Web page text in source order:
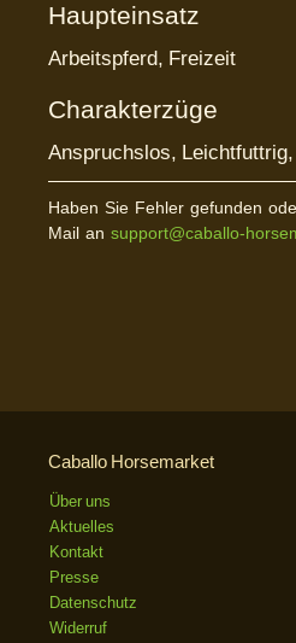
Haupteinsatz
Arbeitspferd, Freizeit
Charakterzüge
Anspruchslos,
Haben Sie Fehler gefunden
Mail an support@caballo-
Caballo Horsemarket
Über uns
Aktuelles
Kontakt
Presse
Datenschutz
Widerruf